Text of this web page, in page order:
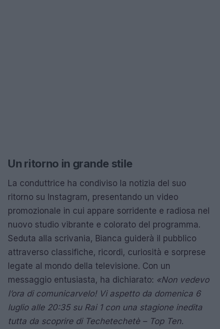
Un ritorno in grande stile
La conduttrice ha condiviso la notizia del suo
ritorno su Instagram, presentando un video
promozionale in cui appare sorridente e radiosa nel
nuovo studio vibrante e colorato del programma.
Seduta alla scrivania, Bianca guiderà il pubblico
attraverso classifiche, ricordi, curiosità e sorprese
legate al mondo della televisione. Con un
messaggio entusiasta, ha dichiarato: «Non vedevo
l’ora di comunicarvelo! Vi aspetto da domenica 6
luglio alle 20:35 su Rai 1 con una stagione inedita
tutta da scoprire di Techetechetè – Top Ten.